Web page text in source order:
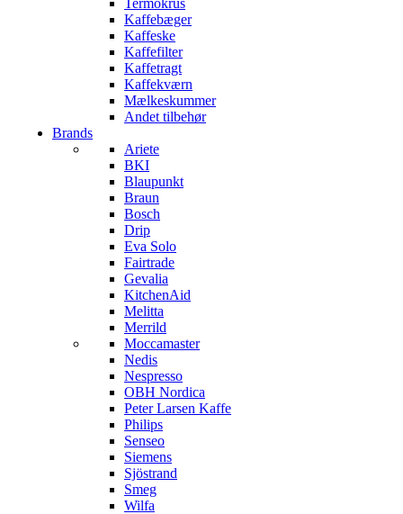
Termokrus
Kaffebæger
Kaffeske
Kaffefilter
Kaffetragt
Kaffekværn
Mælkeskummer
Andet tilbehør
Brands
Ariete
BKI
Blaupunkt
Braun
Bosch
Drip
Eva Solo
Fairtrade
Gevalia
KitchenAid
Melitta
Merrild
Moccamaster
Nedis
Nespresso
OBH Nordica
Peter Larsen Kaffe
Philips
Senseo
Siemens
Sjöstrand
Smeg
Wilfa